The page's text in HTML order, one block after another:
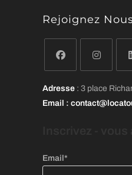
Rejoignez
dans
un
dans
un
un
Adresse : 3 place
Email :
Email*